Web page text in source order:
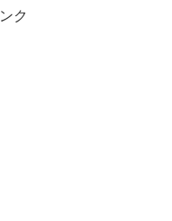
ク